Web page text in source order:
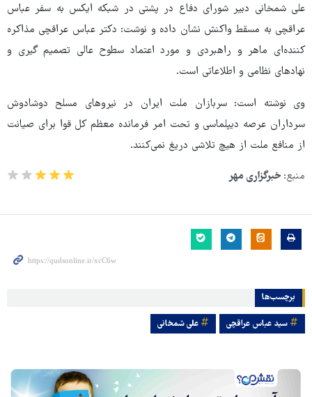
علی شمخانی دبیر شورای دفاع در پشتی در شبکه ایکس به سفر عباس
عراقچی به مسقط واکنش نشان داده و نوشت: دکتر عباس عراقچی مذاکره
کننده‌ای ماهر و راهبردی و مورد اعتماد سطوح عالی تصمیم گیری و
نهادهای نظامی و اطلاعاتی است.
وی نوشته است: سربازان ملت ایران در نیروهای مسلح دوشادوش
سرداران عرصه دیپلماسی و تحت امر فرمانده معظم کل قوا برای صیانت
از منافع ملت از هیچ تلاشی دریغ نمی‌کنند.
منبع: خبرگزاری مهر
برچسب‌ها
سید عباس عراقچی علی شمخانی